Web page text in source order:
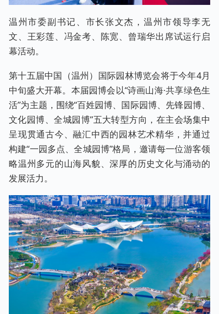
温州市委副书记、市长张文杰，温州市领导李无
文、王彩莲、冯金考、陈宽、曾瑞华出席试运行启
幕活动。
第十五届中国（温州）国际园林博览会将于今年4月
中旬盛大开幕。本届园博会以“诗画山海·共享绿色生
活”为主题，围绕“百姓园博、国际园博、先锋园博、
文化园博、全城园博”五大转型方向，在主会场集中
呈现贯通古今、融汇中西的园林艺术精华，并通过
构建“一园多点、全城园博”格局，邀请每一位游客领
略温州多元的山海风貌、深厚的历史文化与涌动的
发展活力。